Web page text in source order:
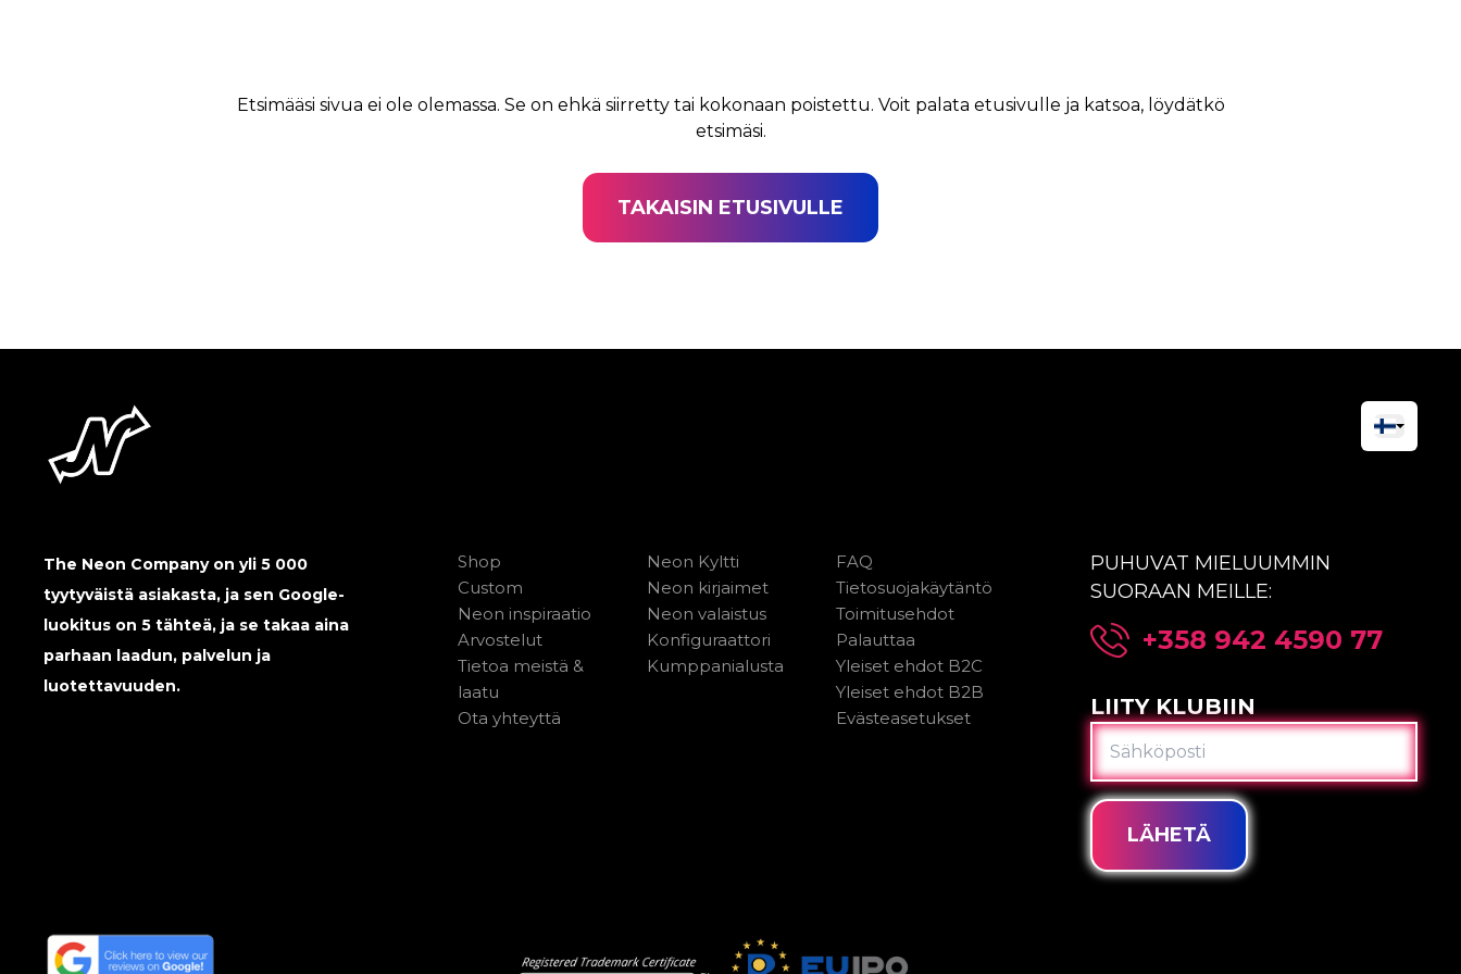
Etsimääsi sivua ei ole olemassa. Se on ehkä siirretty tai kokonaan poistettu. Voit palata etusivulle ja katsoa, löydätkö
etsimäsi.
TAKAISIN ETUSIVULLE
The Neon Company on yli 5 000
tyytyväistä asiakasta, ja sen Google-
luokitus on 5 tähteä, ja se takaa aina
parhaan laadun, palvelun ja
luotettavuuden.
Shop
Custom
Neon inspiraatio
Arvostelut
Tietoa meistä &
laatu
Ota yhteyttä
Neon Kyltti
Neon kirjaimet
Neon valaistus
Konfiguraattori
Kumppanialusta
FAQ
Tietosuojakäytäntö
Toimitusehdot
Palauttaa
Yleiset ehdot B2C
Yleiset ehdot B2B
Evästeasetukset
PUHUVAT MIELUUMMIN
SUORAAN MEILLE:
+358 942 4590 77
LIITY KLUBIIN
SÄHKÖPOSTI
LÄHETÄ